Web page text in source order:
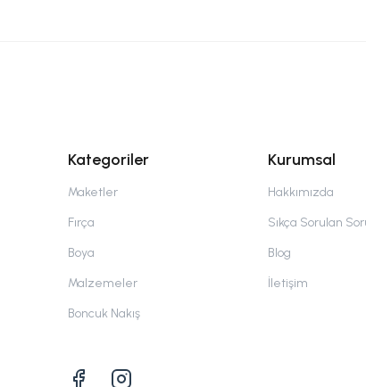
Kategoriler
Maketler
Fırça
Boya
Malzemeler
Boncuk Nakış
Kurumsal
Hakkımızda
Sıkça Sorulan
Blog
İletişim